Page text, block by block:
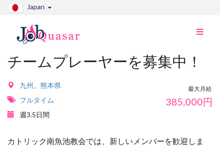
Japan
ナ
え
チームプレーヤーを募集中！
九州
熊本県
フルタイム
週3.5日間
最大月給
385,000円
カトリック南魚池教会では、新しいメンバーを歓迎しま